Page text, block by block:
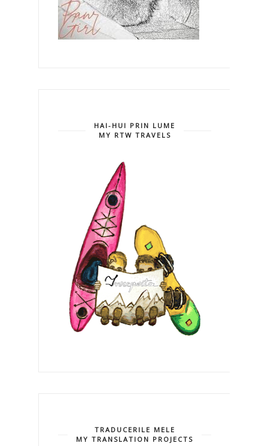
HAI-HUI PRIN LUME
MY RTW TRAVELS
TRADUCERILE MELE
MY TRANSLATION PROJECTS